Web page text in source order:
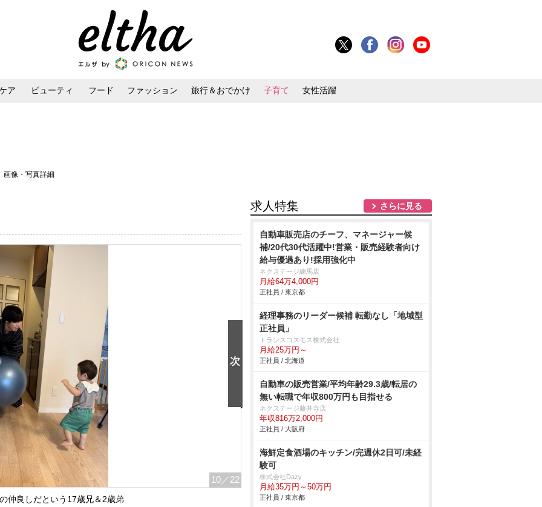
ア ビューティ フード ファッション 旅行＆おでかけ 子育て 女性活躍
画像・写真詳細
10 ／22
仲良しだという17歳兄＆2歳弟
求人特集 さらに見る
自動車販売店のチーフ、マネージャー候
補/20代30代活躍中!営業・販売経験者向け
給与優遇あり!採用強化中
ネクステージ練馬店
月給64万4,000円
正社員 / 東京都
経理事務のリーダー候補 転勤なし「地域型
正社員」
トランスコスモス株式会社
月給25万円～
正社員 / 北海道
自動車の販売営業/平均年齢29.3歳/転居の
無い転職で年収800万円も目指せる
ネクステージ藤井寺店
年収816万2,000円
正社員 / 大阪府
海鮮定食酒場のキッチン/完週休2日可/未経
験可
株式会社Dazy
月給35万円～50万円
正社員 / 東京都